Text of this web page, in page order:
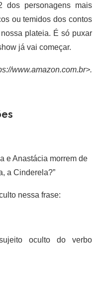
dos personagens mais
ou temidos dos contos
plateia. É só puxar
já vai começar.
www.amazon.com.br>.
e Anastácia morrem de
a Cinderela?”
nessa frase:
oculto do verbo